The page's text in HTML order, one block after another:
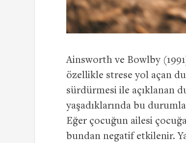
Ainsworth ve Bowlby
özellikle strese yol açan
sürdürmesi ile açıklanan
yaşadıklarında bu
Eğer çocuğun ailesi
bundan negatif etkilenir.